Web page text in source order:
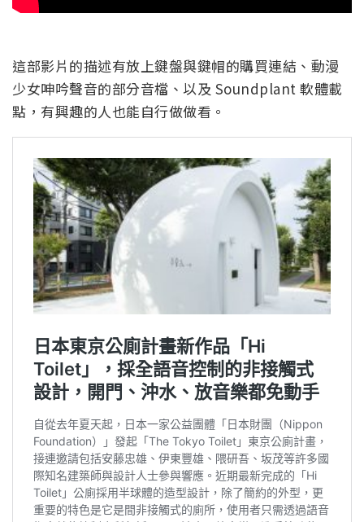
這部影片的描述有放上鍵盤與鍵帽的購買連結、動漫
少女呻吟聲音的部分音檔、以及 Soundplant 軟體載
點，有興趣的人也能自行做做看。